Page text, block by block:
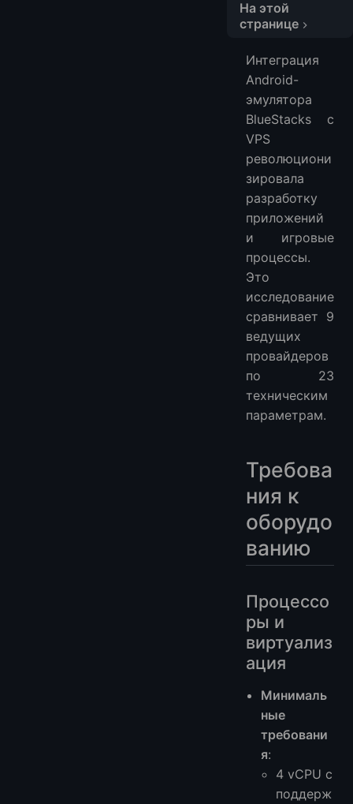
На этой
странице
Интеграция
Android-
эмулятора
BlueStacks с
VPS
революциони
зировала
разработку
приложений
и игровые
процессы.
Это
исследование
сравнивает 9
ведущих
провайдеров
по 23
техническим
параметрам.
Требова
ния к
оборудо
ванию
Процессо
ры и
виртуализ
ация
Минималь
ные
требовани
я:
4 vCPU с
поддерж